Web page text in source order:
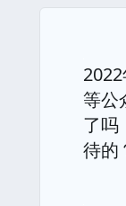
等公
了吗
待的